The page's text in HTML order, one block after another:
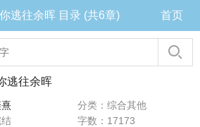
逃往余晖 目录 (共6章) 首页
逃往余晖
分类：综合其他
字数：17173